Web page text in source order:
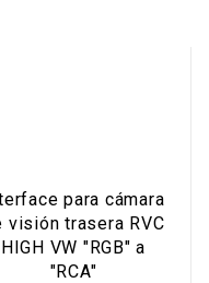
para cámara
visión trasera RVC
HIGH VW "RGB" a
"RCA"